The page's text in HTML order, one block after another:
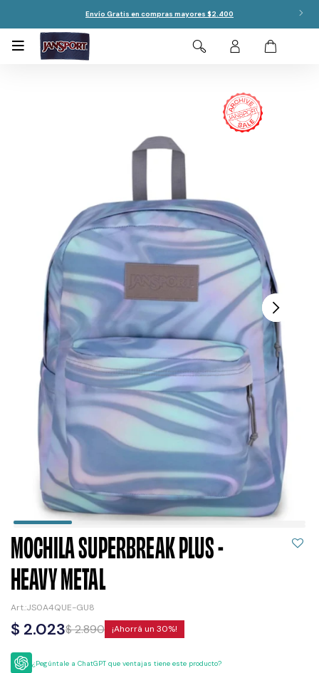
Envío Gratis en compras mayores $2.400

MOCHILA SUPERBREAK PLUS -
HEAVY METAL
JS0A4QUE-GU8
$ 2.023$2.890 30
¿Pegúntale a ChatGPT que ventajas tiene este producto?